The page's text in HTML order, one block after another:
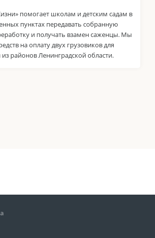
помогает школам и детским садам в
пунктах передавать собранную
и получать взамен саженцы. Мы
на оплату двух грузовиков для
районов Ленинградской области.